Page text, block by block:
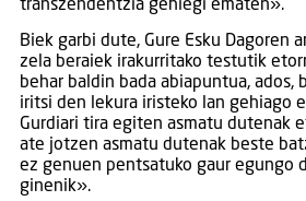
transzendentzia gehiegi ematen».
Biek garbi dute, Gure Esku Dagoren
zela beraiek irakurritako testutik
behar baldin bada abiapuntua, ados,
iritsi den lekura iristeko lan gehiago
Gurdiari tira egiten asmatu dutenak
ate jotzen asmatu dutenak beste
ez genuen pentsatuko gaur egungo
ginenik».